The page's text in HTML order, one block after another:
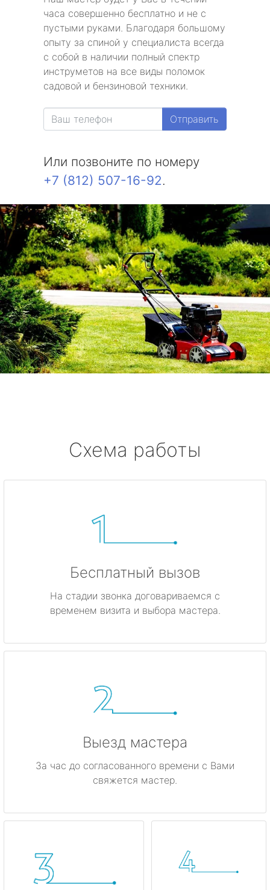
часа совершенно бесплатно и не с
пустыми руками. Благодаря большому
опыту за спиной у специалиста всегда
с собой в наличии полный спектр
инструметов на все виды поломок
садовой и бензиновой техники.
Отправить
Или позвоните по номеру
+7 (812) 507-16-92.
Схема работы
Бесплатный вызов
На стадии звонка договариваемся с
временем визита и выбора мастера.
Выезд мастера
За час до согласованного времени с Вами
свяжется мастер.